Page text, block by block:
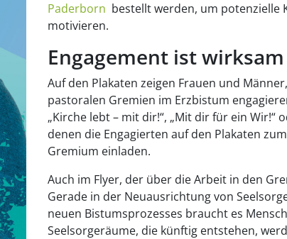
Paderborn bestellt werden, um potenzielle
motivieren.
Engagement ist wirksam
Auf den Plakaten zeigen Frauen und
pastoralen Gremien im Erzbistum
„Kirche lebt – mit dir!“, „Mit dir für ein Wir!“
denen die Engagierten auf den Plakaten
Gremium einladen.
Auch im Flyer, der über die Arbeit in den
Gerade in der Neuausrichtung von
neuen Bistumsprozesses braucht es
Seelsorgeräume, die künftig entstehen,